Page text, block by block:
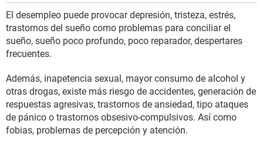
El desempleo puede provocar depresión, tristeza, estrés,
trastornos del sueño como problemas para conciliar el
sueño, sueño poco profundo, poco reparador, despertares
frecuentes.
Además, inapetencia sexual, mayor consumo de alcohol y
otras drogas, existe más riesgo de accidentes, generación de
respuestas agresivas, trastornos de ansiedad, tipo ataques
de pánico o trastornos obsesivo-compulsivos. Así como
fobias, problemas de percepción y atención.